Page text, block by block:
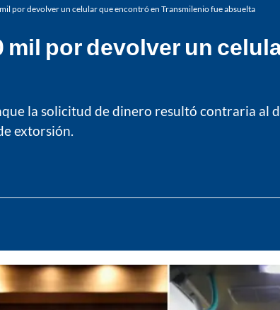
por devolver un celular que encontró en Transmilenio fue absuelta
mil por devolver un
la solicitud de dinero resultó contraria al
extorsión.